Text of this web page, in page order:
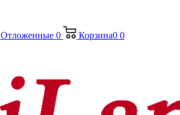
Отложенные 0 Корзина0 0